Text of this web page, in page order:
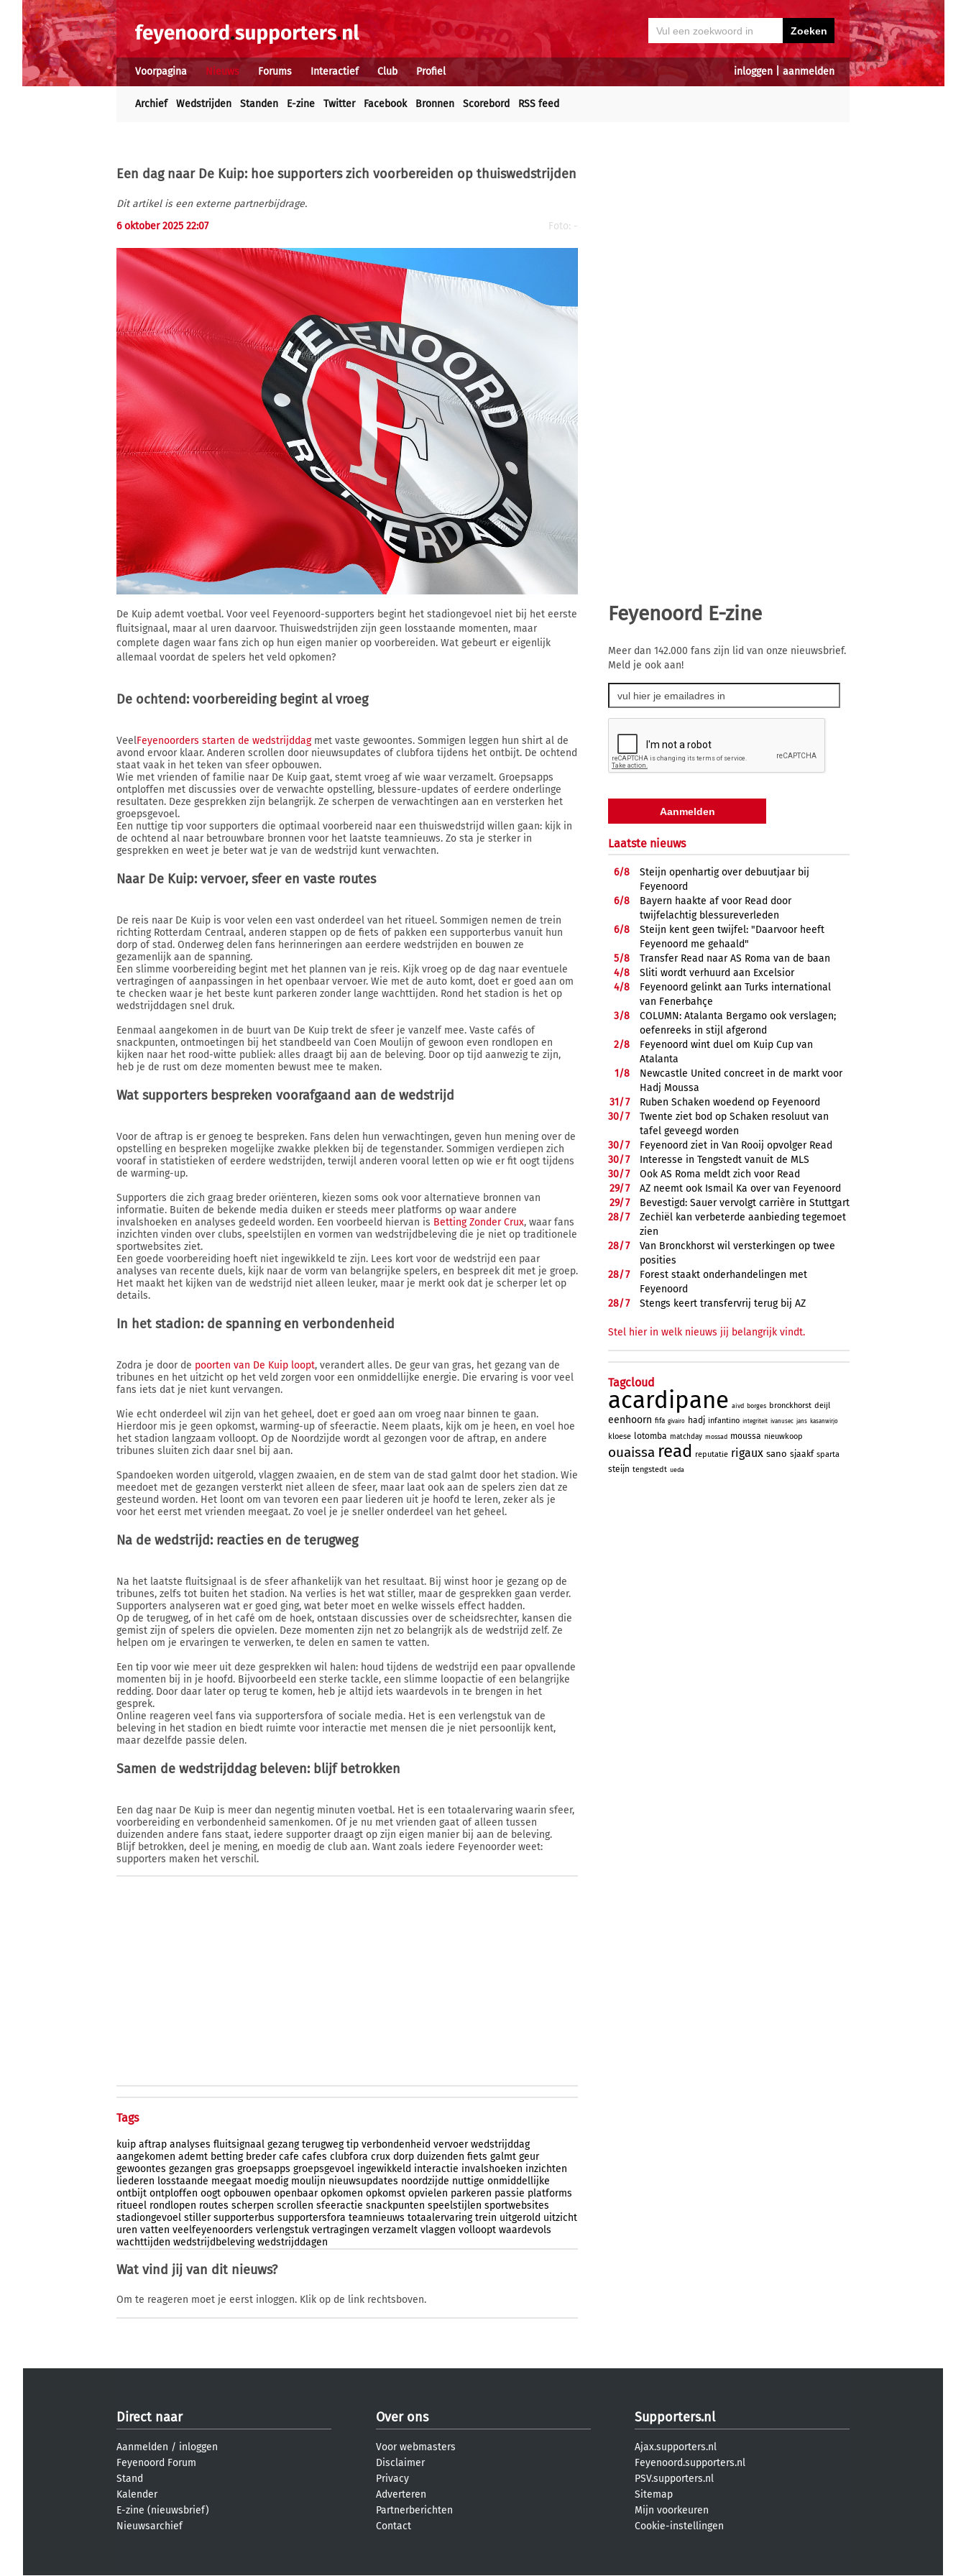
inloggen aanmelden
Voorpagina Nieuws Forums Interactief Club Profiel
Archief Wedstrijden Standen E-zine Twitter Facebook Bronnen Scorebord RSS feed
Een dag naar De Kuip: hoe supporters zich voorbereiden op thuiswedstrijden
Dit artikel is een externe partnerbijdrage.
6 oktober 2025 22:07
Foto: -
De Kuip ademt voetbal. Voor veel Feyenoord-supporters begint het stadiongevoel niet bij het eerste
fluitsignaal, maar al uren daarvoor. Thuiswedstrijden zijn geen losstaande momenten, maar
complete dagen waar fans zich op hun eigen manier op voorbereiden. Wat gebeurt er eigenlijk
allemaal voordat de spelers het veld opkomen?
De ochtend: voorbereiding begint al vroeg
VeelFeyenoorders starten de wedstrijddagmet vaste gewoontes. Sommigen leggen hun shirt al de
avond ervoor klaar. Anderen scrollen door nieuwsupdates of clubfora tijdens het ontbijt. De ochtend
staat vaak in het teken van sfeer opbouwen.
Wie met vrienden of familie naar De Kuip gaat, stemt vroeg af wie waar verzamelt. Groepsapps
ontploffen met discussies over de verwachte opstelling, blessure-updates of eerdere onderlinge
resultaten. Deze gesprekken zijn belangrijk. Ze scherpen de verwachtingen aan en versterken het
groepsgevoel.
Een nuttige tip voor supporters die optimaal voorbereid naar een thuiswedstrijd willen gaan: kijk in
de ochtend al naar betrouwbare bronnen voor het laatste teamnieuws. Zo sta je sterker in
gesprekken en weet je beter wat je van de wedstrijd kunt verwachten.
Naar De Kuip: vervoer, sfeer en vaste routes
De reis naar De Kuip is voor velen een vast onderdeel van het ritueel. Sommigen nemen de trein
richting Rotterdam Centraal, anderen stappen op de fiets of pakken een supporterbus vanuit hun
dorp of stad. Onderweg delen fans herinneringen aan eerdere wedstrijden en bouwen ze
gezamenlijk aan de spanning.
Een slimme voorbereiding begint met het plannen van je reis. Kijk vroeg op de dag naar eventuele
vertragingen of aanpassingen in het openbaar vervoer. Wie met de auto komt, doet er goed aan om
te checken waar je het beste kunt parkeren zonder lange wachttijden. Rond het stadion is het op
wedstrijddagen snel druk.
Eenmaal aangekomen in de buurt van De Kuip trekt de sfeer je vanzelf mee. Vaste cafés of
snackpunten, ontmoetingen bij het standbeeld van Coen Moulijn of gewoon even rondlopen en
kijken naar het rood-witte publiek: alles draagt bij aan de beleving. Door op tijd aanwezig te zijn,
heb je de rust om deze momenten bewust mee te maken.
Wat supporters bespreken voorafgaand aan de wedstrijd
Voor de aftrap is er genoeg te bespreken. Fans delen hun verwachtingen, geven hun mening over de
opstelling en bespreken mogelijke zwakke plekken bij de tegenstander. Sommigen verdiepen zich
vooraf in statistieken of eerdere wedstrijden, terwijl anderen vooral letten op wie er fit oogt tijdens
de warming-up.
Supporters die zich graag breder oriënteren, kiezen soms ook voor alternatieve bronnen van
informatie. Buiten de bekende media duiken er steeds meer platforms op waar andere
invalshoeken en analyses gedeeld worden. Een voorbeeld hiervan is Betting Zonder Crux, waar fans
inzichten vinden over clubs, speelstijlen en vormen van wedstrijdbeleving die je niet op traditionele
sportwebsites ziet.
Een goede voorbereiding hoeft niet ingewikkeld te zijn. Lees kort voor de wedstrijd een paar
analyses van recente duels, kijk naar de vorm van belangrijke spelers, en bespreek dit met je groep.
Het maakt het kijken van de wedstrijd niet alleen leuker, maar je merkt ook dat je scherper let op
details.
In het stadion: de spanning en verbondenheid
Zodra je door de poorten van De Kuip loopt, verandert alles. De geur van gras, het gezang van de
tribunes en het uitzicht op het veld zorgen voor een onmiddellijke energie. Die ervaring is voor veel
fans iets dat je niet kunt vervangen.
Wie echt onderdeel wil zijn van het geheel, doet er goed aan om vroeg naar binnen te gaan.
Hierdoor mis je geen opkomst, warming-up of sfeeractie. Neem plaats, kijk om je heen, en voel hoe
het stadion langzaam volloopt. Op de Noordzijde wordt al gezongen voor de aftrap, en andere
tribunes sluiten zich daar snel bij aan.
Spandoeken worden uitgerold, vlaggen zwaaien, en de stem van de stad galmt door het stadion. Wie
meedoet met de gezangen versterkt niet alleen de sfeer, maar laat ook aan de spelers zien dat ze
gesteund worden. Het loont om van tevoren een paar liederen uit je hoofd te leren, zeker als je
voor het eerst met vrienden meegaat. Zo voel je je sneller onderdeel van het geheel.
Na de wedstrijd: reacties en de terugweg
Na het laatste fluitsignaal is de sfeer afhankelijk van het resultaat. Bij winst hoor je gezang op de
tribunes, zelfs tot buiten het stadion. Na verlies is het wat stiller, maar de gesprekken gaan verder.
Supporters analyseren wat er goed ging, wat beter moet en welke wissels effect hadden.
Op de terugweg, of in het café om de hoek, ontstaan discussies over de scheidsrechter, kansen die
gemist zijn of spelers die opvielen. Deze momenten zijn net zo belangrijk als de wedstrijd zelf. Ze
helpen om je ervaringen te verwerken, te delen en samen te vatten.
Een tip voor wie meer uit deze gesprekken wil halen: houd tijdens de wedstrijd een paar opvallende
momenten bij in je hoofd. Bijvoorbeeld een sterke tackle, een slimme loopactie of een belangrijke
redding. Door daar later op terug te komen, heb je altijd iets waardevols in te brengen in het
gesprek.
Online reageren veel fans via supportersfora of sociale media. Het is een verlengstuk van de
beleving in het stadion en biedt ruimte voor interactie met mensen die je niet persoonlijk kent,
maar dezelfde passie delen.
Samen de wedstrijddag beleven: blijf betrokken
Een dag naar De Kuip is meer dan negentig minuten voetbal. Het is een totaalervaring waarin sfeer,
voorbereiding en verbondenheid samenkomen. Of je nu met vrienden gaat of alleen tussen
duizenden andere fans staat, iedere supporter draagt op zijn eigen manier bij aan de beleving.
Blijf betrokken, deel je mening, en moedig de club aan. Want zoals iedere Feyenoorder weet:
supporters maken het verschil.
Tags
kuip aftrap analyses fluitsignaal gezang terugweg tip verbondenheid vervoer wedstrijddag
aangekomen ademt betting breder cafe cafes clubfora crux dorp duizenden fiets galmt geur
gewoontes gezangen gras groepsapps groepsgevoel ingewikkeld interactie invalshoeken inzichten
liederen losstaande meegaat moedig moulijn nieuwsupdates noordzijde nuttige onmiddellijke
ontbijt ontploffen oogt opbouwen openbaar opkomen opkomst opvielen parkeren passie platforms
ritueel rondlopen routes scherpen scrollen sfeeractie snackpunten speelstijlen sportwebsites
stadiongevoel stiller supporterbus supportersfora teamnieuws totaalervaring trein uitgerold uitzicht
uren vatten veelfeyenoorders verlengstuk vertragingen verzamelt vlaggen volloopt waardevols
wachttijden wedstrijdbeleving wedstrijddagen
Wat vind jij van dit nieuws?
Om te reageren moet je eerst inloggen. Klik op de link rechtsboven.
Feyenoord E-zine
Meer dan 142.000 fans zijn lid van onze nieuwsbrief.
Meld je ook aan!
Laatste nieuws
6/8
Steijn openhartig over debuutjaar bij
Feyenoord
6/8
Bayern haakte af voor Read door
twijfelachtig blessureverleden
6/8
Steijn kent geen twijfel: "Daarvoor heeft
Feyenoord me gehaald"
5/8
Transfer Read naar AS Roma van de baan
4/8
Sliti wordt verhuurd aan Excelsior
4/8
Feyenoord gelinkt aan Turks international
van Fenerbahçe
3/8
COLUMN: Atalanta Bergamo ook verslagen;
oefenreeks in stijl afgerond
2/8
Feyenoord wint duel om Kuip Cup van
Atalanta
1/8
Newcastle United concreet in de markt voor
Hadj Moussa
31/7
Ruben Schaken woedend op Feyenoord
30/7
Twente ziet bod op Schaken resoluut van
tafel geveegd worden
30/7
Feyenoord ziet in Van Rooij opvolger Read
30/7
Interesse in Tengstedt vanuit de MLS
30/7
Ook AS Roma meldt zich voor Read
29/7
AZ neemt ook Ismail Ka over van Feyenoord
29/7
Bevestigd: Sauer vervolgt carrière in Stuttgart
28/7
Zechiël kan verbeterde aanbieding tegemoet
zien
28/7
Van Bronckhorst wil versterkingen op twee
posities
28/7
Forest staakt onderhandelingen met
Feyenoord
28/7 Stengs keert transfervrij terug bij AZ
Stel hier in welk nieuws jij belangrijk vindt.
Tagcloud
acardipane aivd borges bronckhorst deijl
eenhoorn fifa givairo hadj infantino integriteit ivanusec jans kasanwirjo
kloese lotomba matchday mossad moussa nieuwkoop
ouaissa read reputatie rigaux sano sjaakf sparta
steijn tengstedt ueda
Direct naar
Aanmelden / inloggen
Feyenoord Forum
Stand
Kalender
E-zine (nieuwsbrief)
Nieuwsarchief
Over ons
Voor webmasters
Disclaimer
Privacy
Adverteren
Partnerberichten
Contact
Supporters.nl
Ajax.supporters.nl
Feyenoord.supporters.nl
PSV.supporters.nl
Sitemap
Mijn voorkeuren
Cookie-instellingen